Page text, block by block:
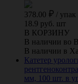
378.00 / упак
18.9 руб. шт
В КОРЗИНУ
В наличии во
В наличии в
Катетер
мм, 100 шт. в